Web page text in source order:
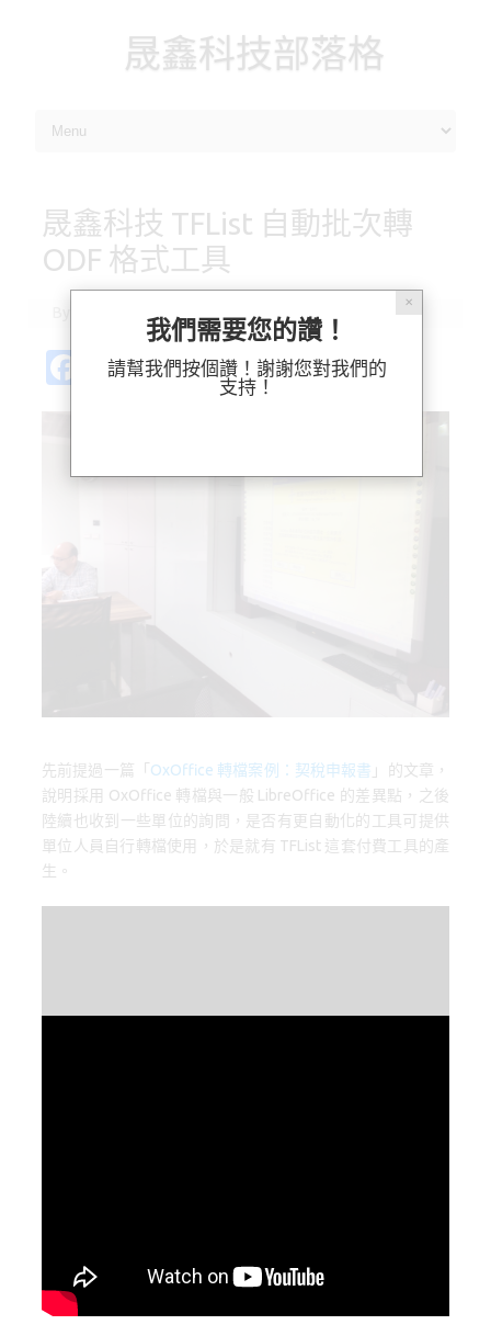
晟鑫科技部落格
晟鑫科技 TFList 自動批次轉
ODF 格式工具
2016-04-09
Fa
b
Pl X M
as
o
Bl
u
k
分
先前提過一篇「 OxOffice 轉檔案例：契稅申報書 」的文章，
說明採用 OxOffice 轉檔與一般 LibreOffice 的差異點，之後
陸續也收到一些單位的詢問，是否有更自動化的工具可提供
單位人員自行轉檔使用，於是就有 TFList 這套付費工具的產
生。
✕
我們需要您的讚！
請幫我們按個讚！謝謝您對我們的
支持！